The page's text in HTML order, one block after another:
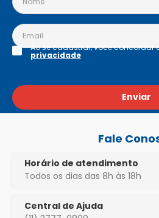
Enviar
Ao se cadastrar, você concordar
privacidade
Fale
Horário de atendimento
Todos os dias das 8h às 18h
Central de Ajuda